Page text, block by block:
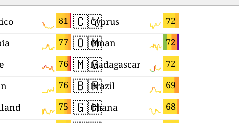
81
77
76
76
75
🇨🇾 72
Cyprus
🇴🇲 72
Oman
🇲🇬 72
Madagascar
🇧🇷 69
Brazil
🇬🇭 68
Ghana